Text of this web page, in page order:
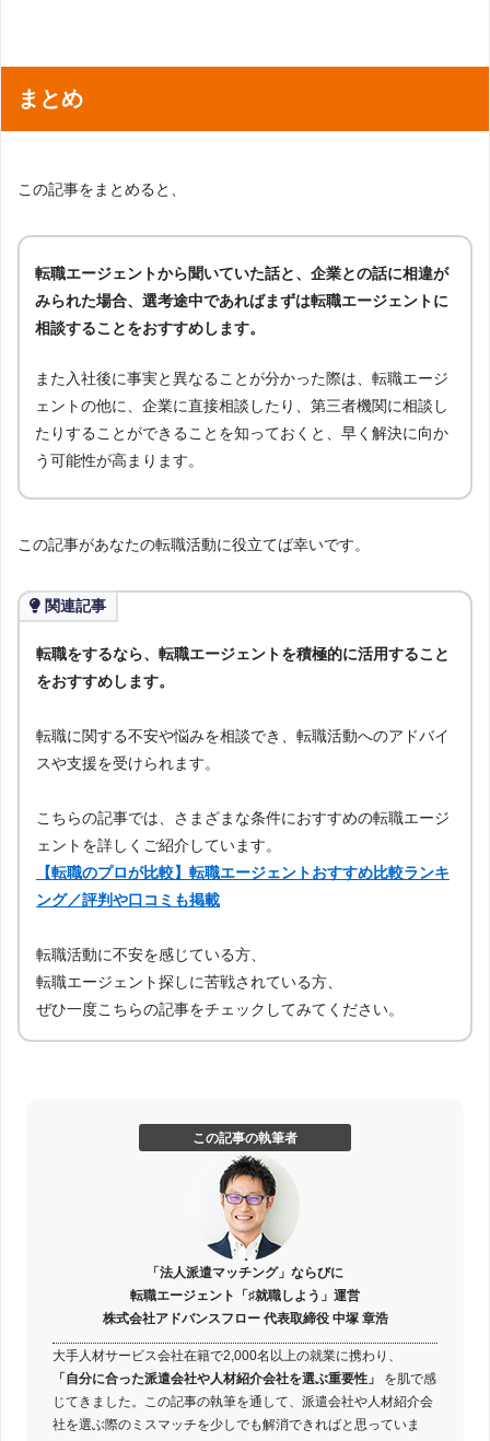
まとめ
この記事をまとめると、
転職エージェントから聞いていた話と、企業との話に相違が
みられた場合、選考途中であればまずは転職エージェントに
相談することをおすすめします。
また入社後に事実と異なることが分かった際は、転職エージ
ェントの他に、企業に直接相談したり、第三者機関に相談し
たりすることができることを知っておくと、早く解決に向か
う可能性が高まります。
この記事があなたの転職活動に役立てば幸いです。
関連記事
転職をするなら、転職エージェントを積極的に活用すること
をおすすめします。
転職に関する不安や悩みを相談でき、転職活動へのアドバイ
スや支援を受けられます。
こちらの記事では、さまざまな条件におすすめの転職エージ
ェントを詳しくご紹介しています。
【転職のプロが比較】転職エージェントおすすめ比較ランキ
ング／評判や口コミも掲載
転職活動に不安を感じている方、
転職エージェント探しに苦戦されている方、
ぜひ一度こちらの記事をチェックしてみてください。
この記事の執筆者
「法人派遣マッチング」ならびに
転職エージェント「♯就職しよう」運営
株式会社アドバンスフロー 代表取締役 中塚 章浩
大手人材サービス会社在籍で2,000名以上の就業に携わり、
「自分に合った派遣会社や人材紹介会社を選ぶ重要性」
を肌で感
じてきました。この記事の執筆を通して、派遣会社や人材紹介会
社を選ぶ際のミスマッチを少しでも解消できればと思っていま